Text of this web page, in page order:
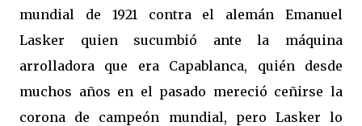
mundial de 1921 contra el alemán Emanuel
Lasker quien sucumbió ante la máquina
arrolladora que era Capablanca, quién desde
muchos años en el pasado mereció ceñirse la
corona de campeón mundial, pero Lasker lo